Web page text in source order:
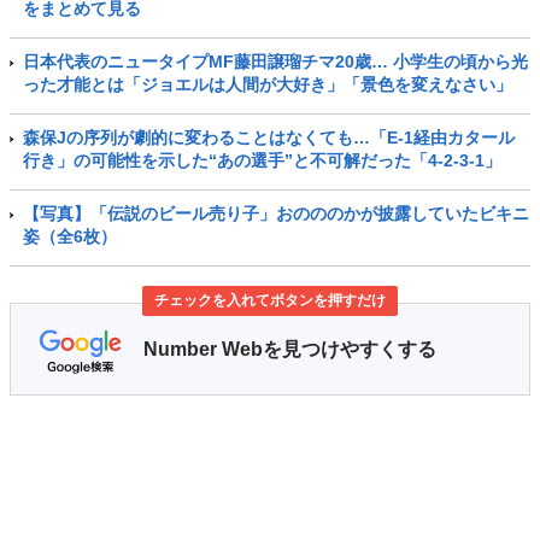
をまとめて見る
日本代表のニュータイプMF藤田譲瑠チマ20歳… 小学生の頃から光
った才能とは「ジョエルは人間が大好き」「景色を変えなさい」
森保Jの序列が劇的に変わることはなくても…「E-1経由カタール
行き」の可能性を示した“あの選手”と不可解だった「4-2-3-1」
【写真】「伝説のビール売り子」おのののかが披露していたビキニ
姿（全6枚）
チェックを入れてボタンを押すだけ
Number Webを見つけやすくする